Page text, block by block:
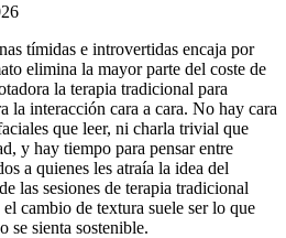
tímidas e introvertidas encaja por
elimina la mayor parte del coste de
la terapia tradicional para
la interacción cara a cara. No hay cara
que leer, ni charla trivial que
y hay tiempo para pensar entre
a quienes les atraía la idea del
las sesiones de terapia tradicional
cambio de textura suele ser lo que
se sienta sostenible.